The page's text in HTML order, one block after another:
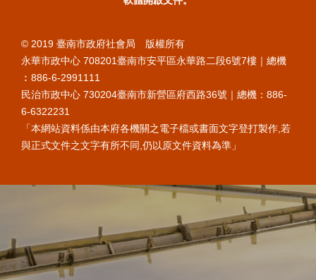
© 2019 臺南市政府社會局 版權所有
永華市政中心 708201臺南市安平區永華路二段6號7樓｜總機
︰886-6-2991111
民治市政中心 730204臺南市新營區府西路36號｜總機：886-
6-6322231
「本網站資料係由本府各機關之電子檔或書面文字登打製作,若
與正式文件之文字有所不同,仍以原文件資料為準」